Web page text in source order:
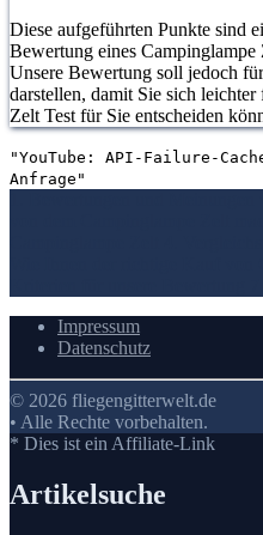
Diese aufgeführten Punkte sind
Bewertung eines Campinglampe
Unsere Bewertung soll jedoch
darstellen, damit Sie sich
Zelt Test für Sie entscheiden
"YouTube: API-Failure-
Anfrage"
Impressum
Datenschutz
© 2026 fliegengitterwelt.de
• Alle Rechte vorbehalten.
* Dies ist ein Affiliate-Link
Artikelsuche